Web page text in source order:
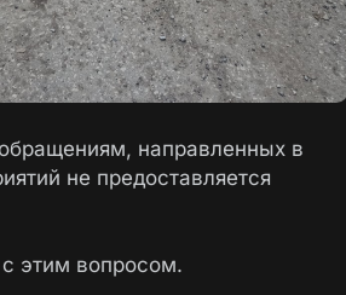
направленных в
не предоставляется
этим вопросом.